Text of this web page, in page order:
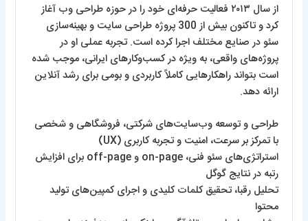
از سال ۲۰۱۳ فعالیت حرفه‌ای خود را در حوزه طراحی وب آغاز
کرد و تاکنون بیش از 300 پروژه طراحی سایت و بهینه‌سازی
سئو در صنایع مختلف اجرا کرده است. تجربه عملی او در
پروژه‌های واقعی، به ویژه در کسب‌وکارهای ایرانی، موجب شده
است بتواند راهکارهایی کاملاً کاربردی و بومی برای رشد آنلاین
ارائه دهد.
طراحی و توسعه وب‌سایت‌های شرکتی، فروشگاهی و شخصی
با تمرکز بر سرعت، امنیت و تجربه کاربری (UX)
استراتژی‌های سئو فنی، on-page و off-page برای افزایش
رتبه در نتایج گوگل
تحلیل رقبا، تحقیق کلمات کلیدی و اجرای کمپین‌های تولید
محتوا